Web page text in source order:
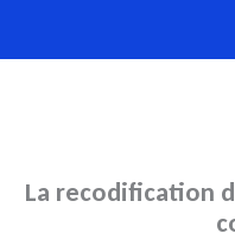
au
La recodification